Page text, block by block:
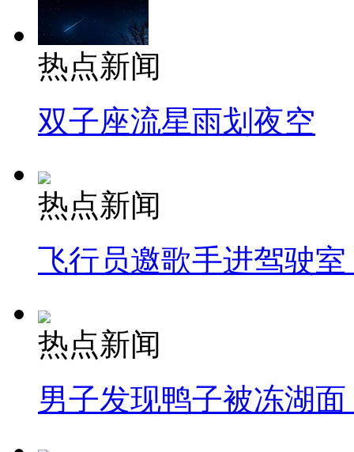
热点新闻
双子座流星雨划夜空
热点新闻
飞行员邀歌手进驾驶
热点新闻
男子发现鸭子被冻湖